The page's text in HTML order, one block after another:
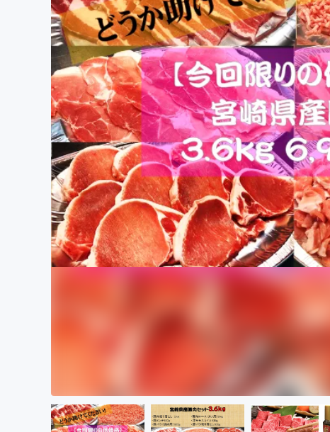
テクノロジー・ガジェット
映像・映画
ビジネス・起業
まちづくり・地域活性化